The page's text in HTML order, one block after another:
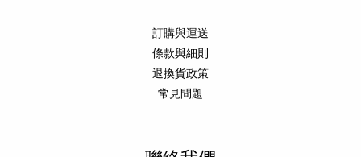
訂購與運送
條款與細則
退換貨政策
常見問題